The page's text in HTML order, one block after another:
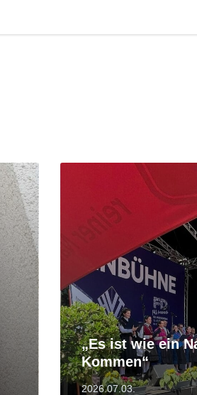
„Es ist wie ein
Kommen“
2026.07.03.
Tovább